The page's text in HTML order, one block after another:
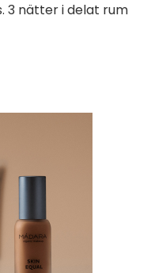
3 nätter i delat rum